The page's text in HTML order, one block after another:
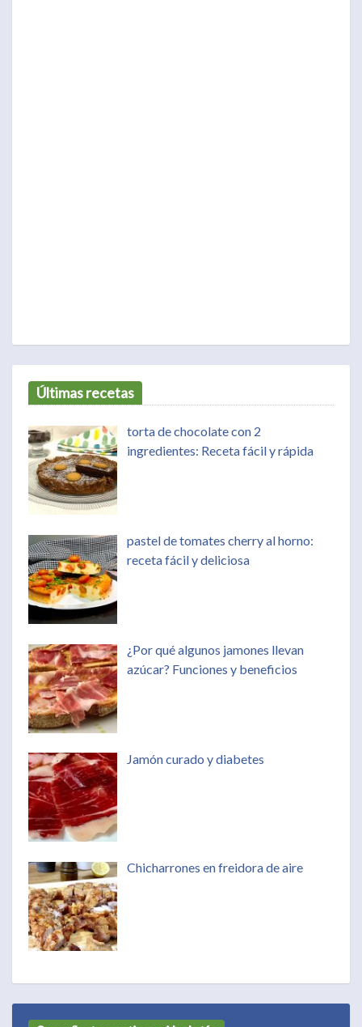
Últimas recetas
torta de chocolate con 2
ingredientes: Receta fácil y rápida
pastel de tomates cherry al horno:
receta fácil y deliciosa
¿Por qué algunos jamones llevan
azúcar? Funciones y beneficios
Jamón curado y diabetes
Chicharrones en freidora de aire